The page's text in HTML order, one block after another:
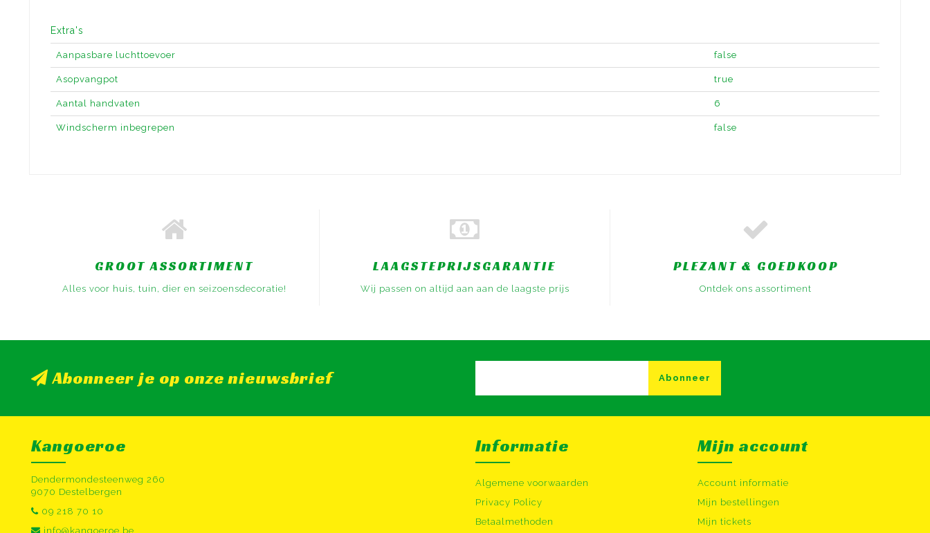
Extra's
Aanpasbare luchttoevoer false
Asopvangpot true
Aantal handvaten 6
Windscherm inbegrepen false
GROOT ASSORTIMENT
Alles voor huis, tuin, dier en seizoensdecoratie!
LAAGSTEPRIJSGARANTIE
Wij passen on altijd aan aan de laagste prijs
PLEZANT & GOEDKOOP
Ontdek ons assortiment
Abonneer je op onze nieuwsbrief Abonneer
Kangoeroe
Dendermondesteenweg 260
9070 Destelbergen
09 218 70 10
info@kangoeroe.be
Informatie
Algemene voorwaarden
Privacy Policy
Betaalmethoden
Mijn account
Account informatie
Mijn bestellingen
Mijn tickets